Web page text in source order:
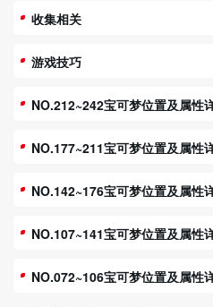
收集相关
游戏技巧
NO.212~242宝可梦位置及属性
NO.177~211宝可梦位置及属性
NO.142~176宝可梦位置及属性
NO.107~141宝可梦位置及属性
NO.072~106宝可梦位置及属性